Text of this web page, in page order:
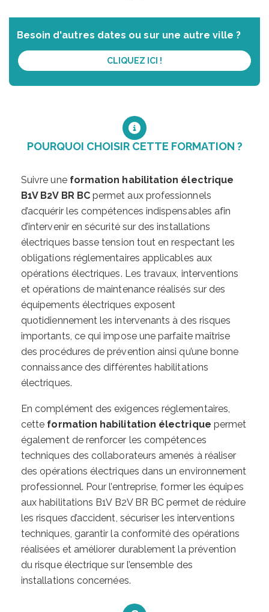
Besoin d'autres dates ou sur une autre ville ?
CLIQUEZ ICI !
POURQUOI CHOISIR CETTE FORMATION ?
Suivre une formation habilitation électrique
B1V B2V BR BCpermet aux professionnels
d’acquérir les compétences indispensables afin
d’intervenir en sécurité sur des installations
électriques basse tension tout en respectant les
obligations réglementaires applicables aux
opérations électriques. Les travaux, interventions
et opérations de maintenance réalisés sur des
équipements électriques exposent
quotidiennement les intervenants à des risques
importants, ce qui impose une parfaite maîtrise
des procédures de prévention ainsi qu’une bonne
connaissance des différentes habilitations
électriques.
En complément des exigences réglementaires,
cette formation habilitation électrique permet
également de renforcer les compétences
techniques des collaborateurs amenés à réaliser
des opérations électriques dans un environnement
professionnel. Pour l’entreprise, former les équipes
aux habilitations B1V B2V BR BC permet de réduire
les risques d’accident, sécuriser les interventions
techniques, garantir la conformité des opérations
réalisées et améliorer durablement la prévention
du risque électrique sur l’ensemble des
installations concernées.